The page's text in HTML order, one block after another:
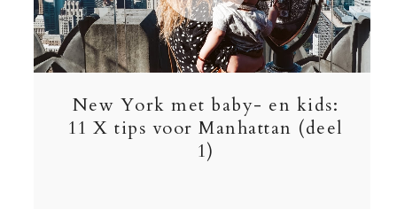
New York met baby- en kids:
11 X tips voor Manhattan (deel
1)